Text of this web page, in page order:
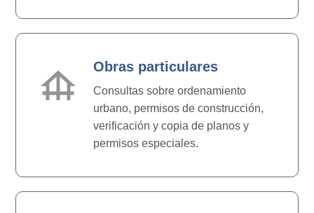
foundation Obras particulares
Consultas sobre ordenamiento
urbano, permisos de construcción,
verificación y copia de planos y
permisos especiales.